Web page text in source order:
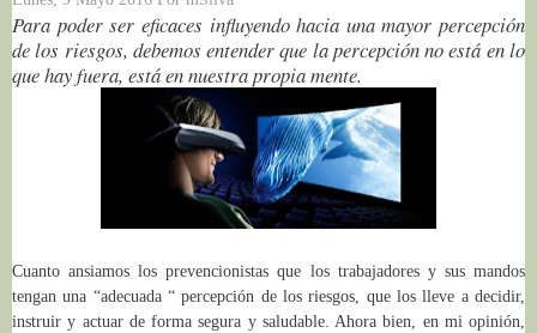
Para poder ser eficaces influyendo hacia una mayor percepción
de los riesgos, debemos entender que la percepción no está en lo
que hay fuera, está en nuestra propia mente.
Cuanto ansiamos los prevencionistas que los trabajadores y sus mandos
tengan una “adecuada “ percepción de los riesgos, que los lleve a decidir,
instruir y actuar de forma segura y saludable. Ahora bien, en mi opinión,